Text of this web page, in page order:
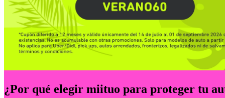
¿Por qué elegir miituo para proteger tu